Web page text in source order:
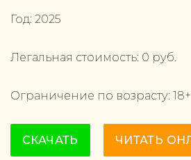
Год: 2025
Легальная стоимость: 0 руб.
Ограничение по возрасту: 18+
СКАЧАТЬ ЧИТАТЬ